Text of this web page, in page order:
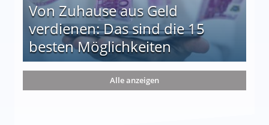
Von Zuhause aus Geld
verdienen: Das sind die 15
besten Möglichkeiten
die 15 besten Möglichkeiten
Alle anzeigen